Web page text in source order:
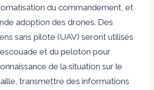
du commandement, et
adoption des drones. Des
sans pilote (UAV) seront utilisés
et du peloton pour
de la situation sur le
transmettre des informations